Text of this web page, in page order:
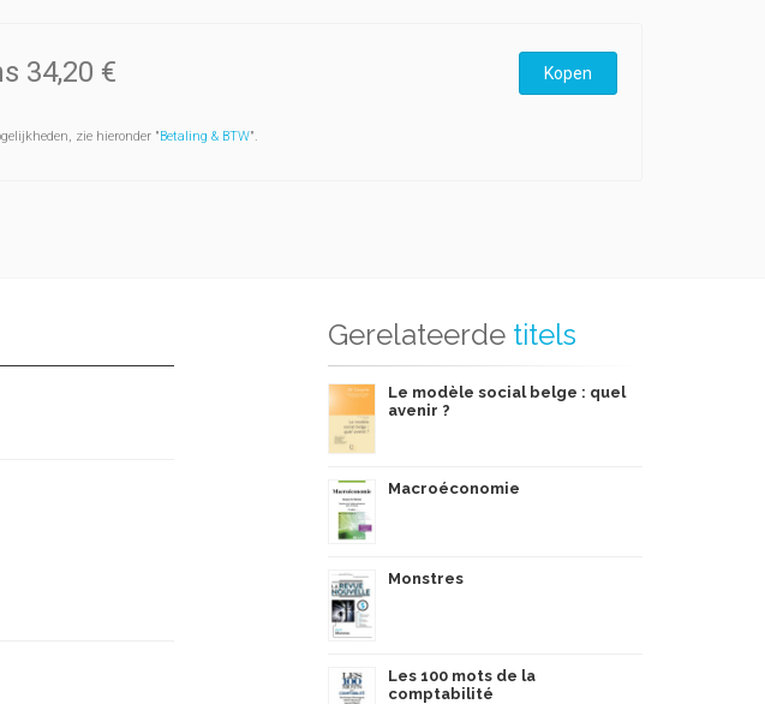
34,20 € Kopen
zie hieronder "Betaling & BTW".
Gerelateerde titels
Le modèle social belge : quel
avenir ?
Macroéconomie
Monstres
Les 100 mots de la
comptabilité